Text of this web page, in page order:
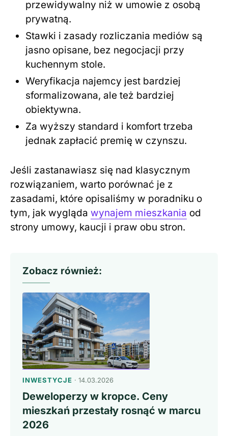
przewidywalny niż w umowie z osobą
prywatną.
Stawki i zasady rozliczania mediów są
jasno opisane, bez negocjacji przy
kuchennym stole.
Weryfikacja najemcy jest bardziej
sformalizowana, ale też bardziej
obiektywna.
Za wyższy standard i komfort trzeba
jednak zapłacić premię w czynszu.
Jeśli zastanawiasz się nad klasycznym
rozwiązaniem, warto porównać je z
zasadami, które opisaliśmy w poradniku o
tym, jak wygląda wynajem mieszkania od
strony umowy, kaucji i praw obu stron.
Zobacz również:
INWESTYCJE · 14.03.2026
Deweloperzy w kropce. Ceny
mieszkań przestały rosnąć w marcu
2026